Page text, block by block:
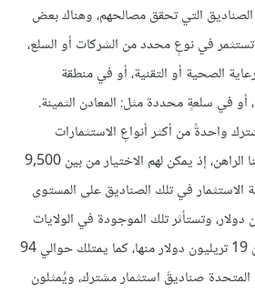
التي تحقق مصالحهم، وهناك بعض
في نوعٍ محدد من الشركات أو السلع،
الصحية أو التقنية، أو في منطقة
في سلعةٍ محددة مثل: المعادن الثمينة.
واحدةً من أكثر أنواعِ الاستثمارات
شيوعًا بين الأفراد في وقتنا الراهن، إذ يمكن لهم الاختيار من بين 9,500
في تلك الصناديق على المستوى
من 40 تريليون دولار، وتستأثر تلك الموجودة في الولايات
المتحدة الأمريكية بأكثر من 19 تريليون دولار منها، كما يمتلك حوالي 94
صناديقَ استثمار مشترك، ويُمثلون